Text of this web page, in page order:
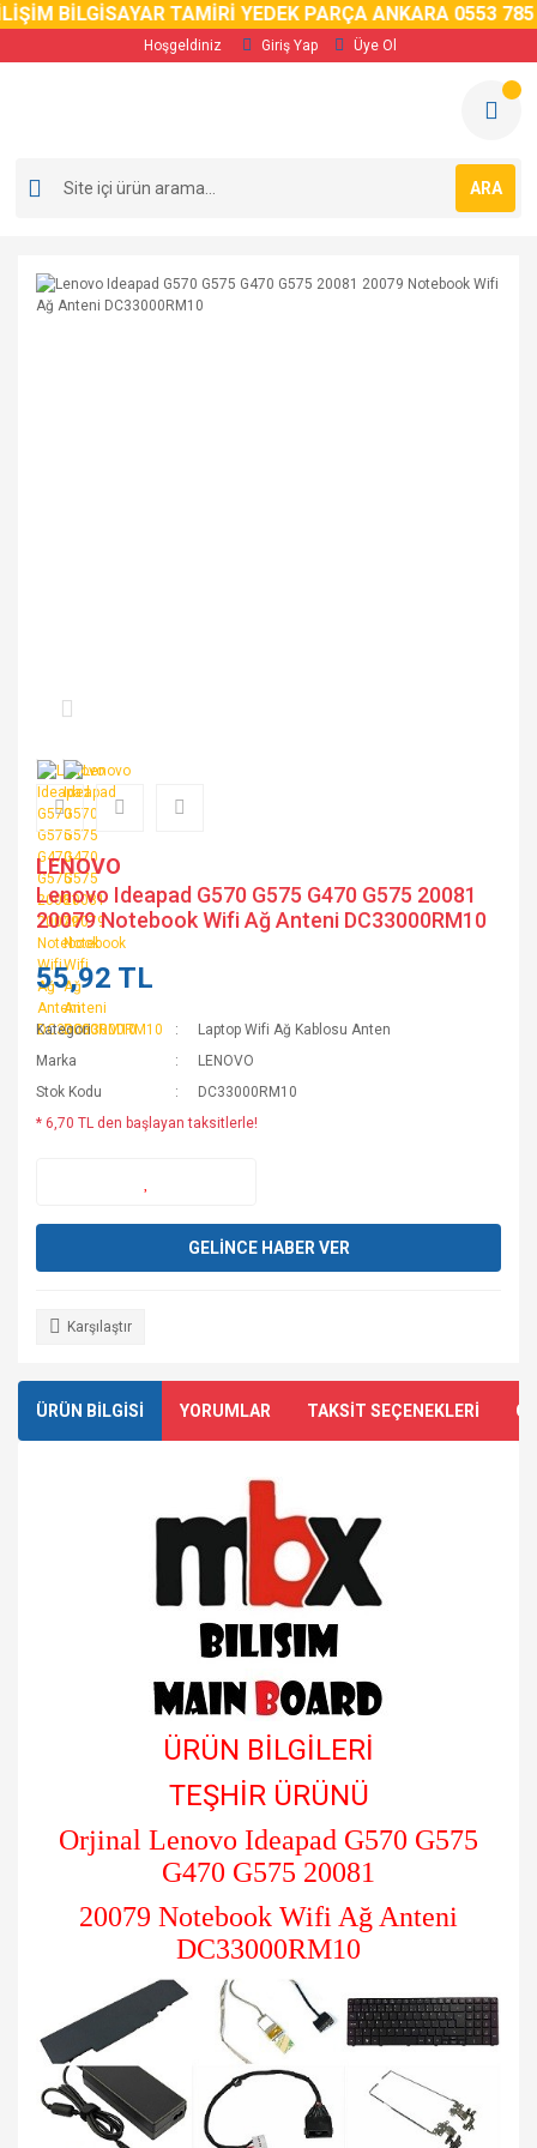
BİLGİSAYAR TAMİRİ YEDEK PARÇA ANKARA 0553 785
Hoşgeldiniz Giriş Yap Üye Ol
ARA
LENOVO
Lenovo Ideapad G570 G575 G470 G575 20081
20079 Notebook Wifi Ağ Anteni DC33000RM10
55,92 TL
Kategori
Laptop Wifi Ağ Kablosu Anten
Marka
LENOVO
Stok Kodu
DC33000RM10
* 6,70 TL den başlayan taksitlerle!
GELİNCE HABER VER
Karşılaştır
ÜRÜN BİLGİSİ YORUMLAR TAKSİT SEÇENEKLERİ
ÜRÜN BİLGİLERİ
TEŞHİR ÜRÜNÜ
Orjinal Lenovo Ideapad G570 G575
G470 G575 20081
20079 Notebook Wifi Ağ Anteni
DC33000RM10